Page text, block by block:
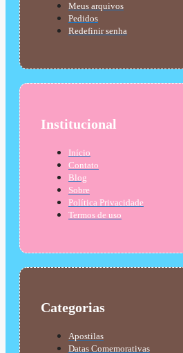
Meus arquivos
Pedidos
Redefinir senha
Institucional
Início
Contato
Blog
Sobre
Política Privacidade
Termos de uso
Categorias
Apostilas
Datas Comemorativas